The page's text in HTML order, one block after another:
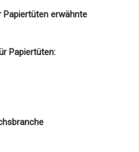
erwähnte
Papiertüten: